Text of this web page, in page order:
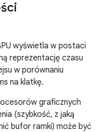
wyświetla w postaci
reprezentację czasu
w porównaniu
na klatkę.
graficznych
(szybkość, z jaką
bufor ramki) może być